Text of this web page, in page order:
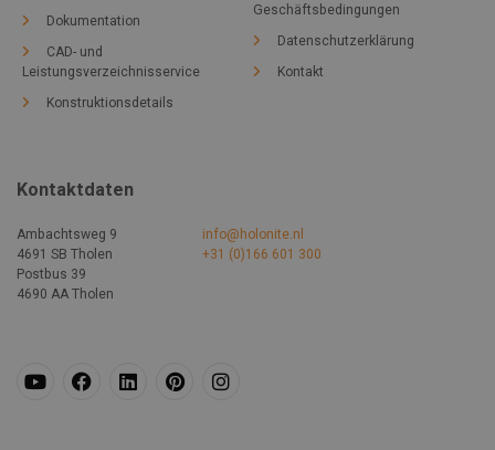
Dokumentation
CAD- und
Leistungsverzeichnisservice
Konstruktionsdetails
Geschäftsbedingungen
Datenschutzerklärung
Kontakt
Kontaktdaten
Ambachtsweg 9
4691 SB Tholen
Postbus 39
4690 AA Tholen
info@holonite.nl
+31 (0)166 601 300